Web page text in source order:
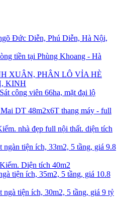
Đức Diễn, Phú Diễn, Hà Nội,
tiền tại Phùng Khoang - Hà
XUÂN, PHÂN LÔ VỈA HÈ
KINH
công viên 66ha, mặt đại lộ
DT 48m2x6T thang máy - full
nhà đẹp full nội thất. diện tích
tiện ích, 33m2, 5 tầng, giá 9.8
Diện tích 40m2
tiện ích, 35m2, 5 tầng, giá 10.8
ngà tiện ích, 30m2, 5 tầng, giá 9 tỷ